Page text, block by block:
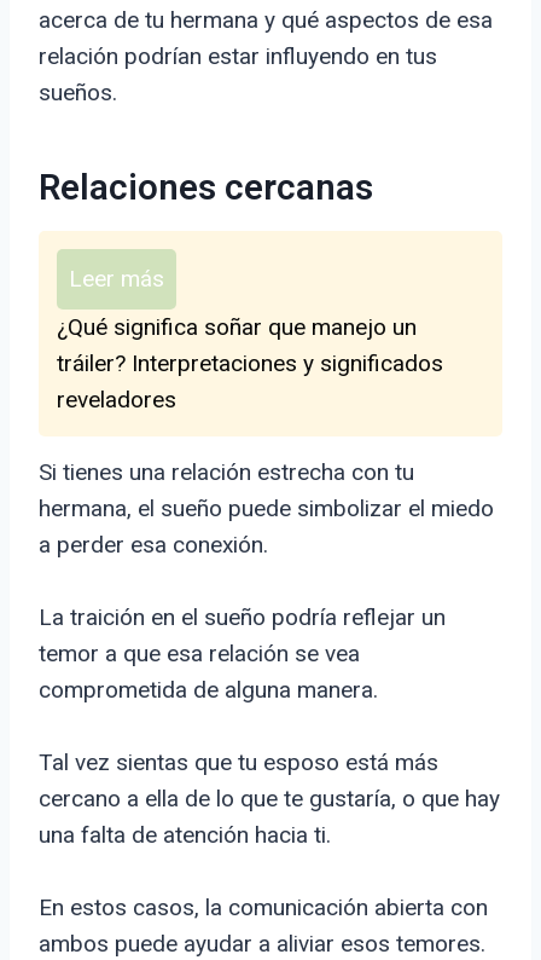
acerca de tu hermana y qué aspectos de esa
relación podrían estar influyendo en tus
sueños.
Relaciones cercanas
Leer más
¿Qué significa soñar que manejo un
tráiler? Interpretaciones y significados
reveladores
Si tienes una relación estrecha con tu
hermana, el sueño puede simbolizar el miedo
a perder esa conexión.
La traición en el sueño podría reflejar un
temor a que esa relación se vea
comprometida de alguna manera.
Tal vez sientas que tu esposo está más
cercano a ella de lo que te gustaría, o que hay
una falta de atención hacia ti.
En estos casos, la comunicación abierta con
ambos puede ayudar a aliviar esos temores.